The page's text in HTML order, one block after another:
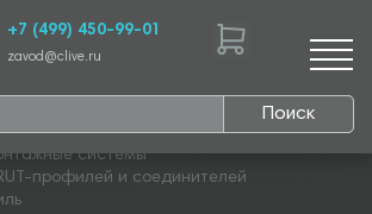
Поиск
+7 (499) 450-99-01
zavod@clive.ru
системы
профилей и соединителей